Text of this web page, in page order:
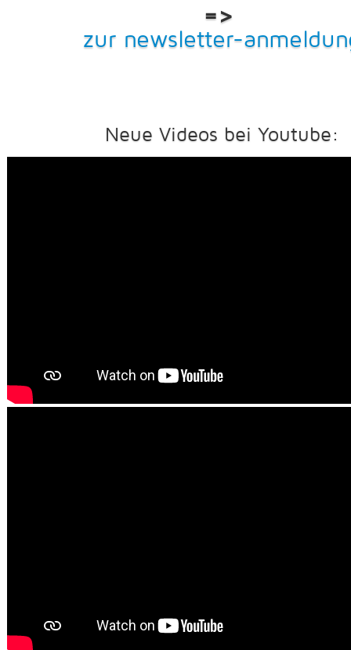
=>
zur newsletter-
Neue Videos bei Youtube: